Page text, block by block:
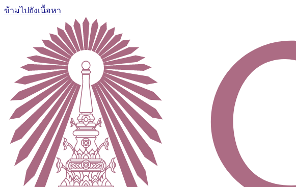
ข้ามไปยังเนื้อหา